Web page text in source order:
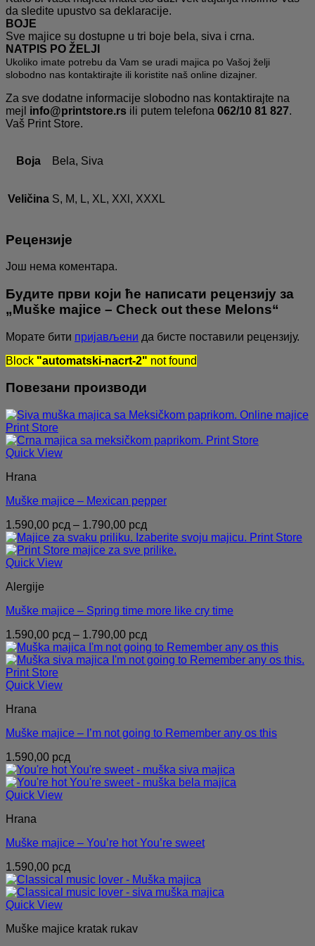
da sledite upustvo sa deklaracije.
BOJE
Sve majice su dostupne u tri boje bela, siva i crna.
NATPIS PO ŽELJI
Ukoliko imate potrebu da Vam se uradi majica po Vašoj želji
slobodno nas kontaktirajte ili koristite naš online dizajner.
Za sve dodatne informacije slobodno nas kontaktirajte na
mejl info@printstore.rs ili putem telefona 062/10 81 827.
Vaš Print Store.
Boja Bela, Siva
Veličina S, M, L, XL, XXl, XXXL
Рецензије
Још нема коментара.
Будите први који ће написати рецензију за
„Muške majice – Check out these Melons“
Морате бити пријављени да бисте поставили рецензију.
Block "automatski-nacrt-2" not found
Повезани производи
Quick View
Hrana
Muške majice – Mexican pepper
1.590,00 рсд – 1.790,00 рсд
цена:
од
Quick View
Alergije
Muške majice – Spring time more like cry time
1.590,00 рсд – 1.790,00 рсд
цена:
од
Quick View
Hrana
Muške majice – I’m not going to Remember any os this
1.590,00 рсд
Quick View
Hrana
Muške majice – You’re hot You’re sweet
1.590,00 рсд
Quick View
Muške majice kratak rukav